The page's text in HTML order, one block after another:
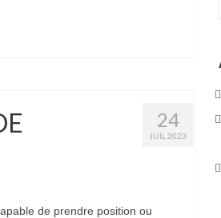
24
JUIL 2023
de prendre position ou